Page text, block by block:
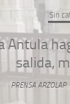
Sin
Antula
salida,
PRENSA ARZOLAP